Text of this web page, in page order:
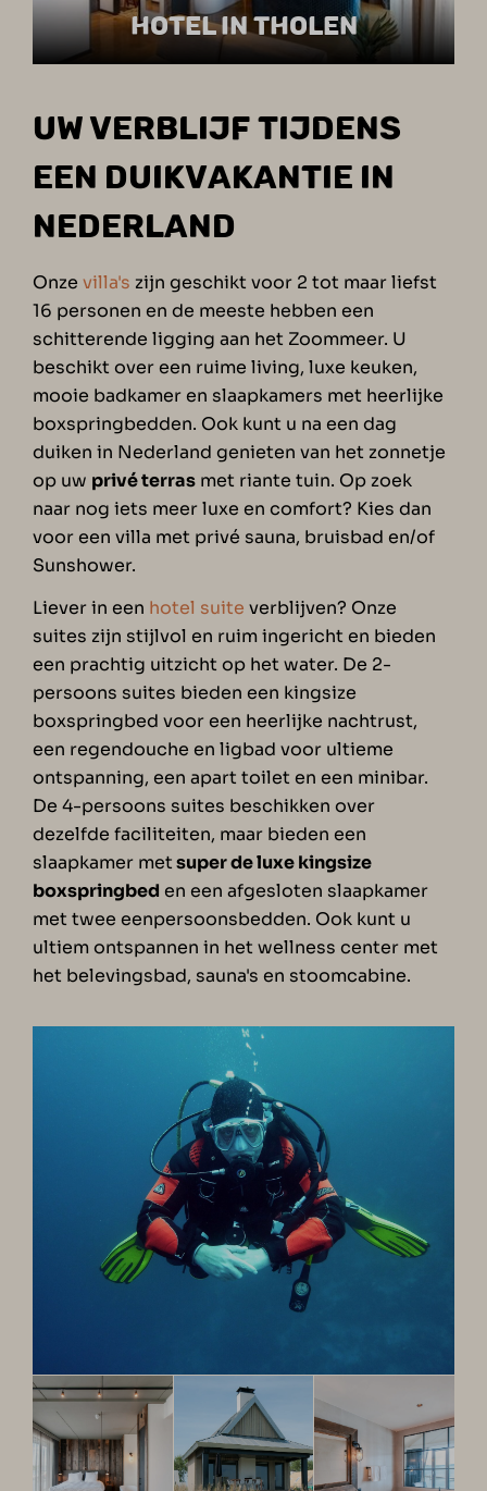
HOTEL IN THOLEN
UW VERBLIJF TIJDENS
EEN DUIKVAKANTIE IN
NEDERLAND
Onzevilla's zijn geschikt voor 2 tot maar liefst
16 personen en de meeste hebben een
schitterende ligging aan het Zoommeer. U
beschikt over een ruime living, luxe keuken,
mooie badkamer en slaapkamers met heerlijke
boxspringbedden. Ook kunt u na een dag
duiken in Nederland genieten van het zonnetje
op uw privé terras met riante tuin. Op zoek
naar nog iets meer luxe en comfort? Kies dan
voor een villa met privé sauna, bruisbad en/of
Sunshower.
Liever in een hotel suite verblijven? Onze
suites zijn stijlvol en ruim ingericht en bieden
een prachtig uitzicht op het water. De 2-
persoons suites bieden een kingsize
boxspringbed voor een heerlijke nachtrust,
een regendouche en ligbad voor ultieme
ontspanning, een apart toilet en een minibar.
De 4-persoons suites beschikken over
dezelfde faciliteiten, maar bieden een
slaapkamer metsuper de luxe kingsize
boxspringbed en een afgesloten slaapkamer
met twee eenpersoonsbedden. Ook kunt u
ultiem ontspannen in het wellness center met
het belevingsbad, sauna's en stoomcabine.